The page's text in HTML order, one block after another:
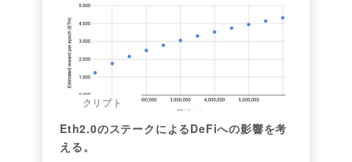
クリプト
Eth2.0のステークによるDeFiへの影響を考
える。